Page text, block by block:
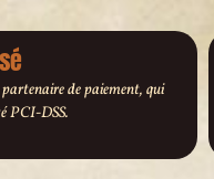
de paiement, qui
PCI-DSS.